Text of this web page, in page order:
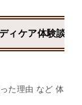
ィケア体験談
た理由 など 体